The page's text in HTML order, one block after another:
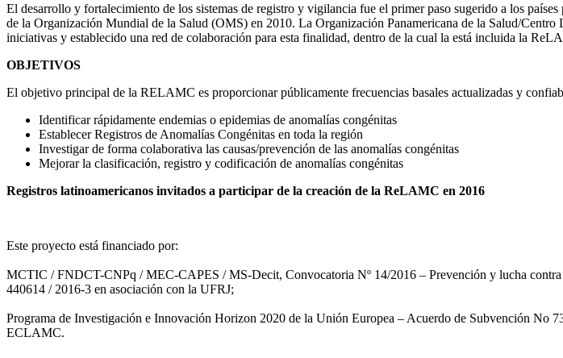
El desarrollo y fortalecimiento de los sistemas de registro y vigilancia fue el primer paso sugerido a los
de la Organización Mundial de la Salud (OMS) en 2010. La Organización Panamericana de la Salud/
iniciativas y establecido una red de colaboración para esta finalidad, dentro de la cual la está incluida la
OBJETIVOS
El objetivo principal de la RELAMC es proporcionar públicamente frecuencias basales actualizadas y
Identificar rápidamente endemias o epidemias de anomalías congénitas
Establecer Registros de Anomalías Congénitas en toda la región
Investigar de forma colaborativa las causas/prevención de las anomalías congénitas
Mejorar la clasificación, registro y codificación de anomalías congénitas
Registros latinoamericanos invitados a participar de la creación de la ReLAMC en 2016
Este proyecto está financiado por:
MCTIC / FNDCT-CNPq / MEC-CAPES / MS-Decit, Convocatoria Nº 14/2016 – Prevención y lucha
440614 / 2016-3 en asociación con la UFRJ;
Programa de Investigación e Innovación Horizon 2020 de la Unión Europea – Acuerdo de Subvención
ECLAMC.